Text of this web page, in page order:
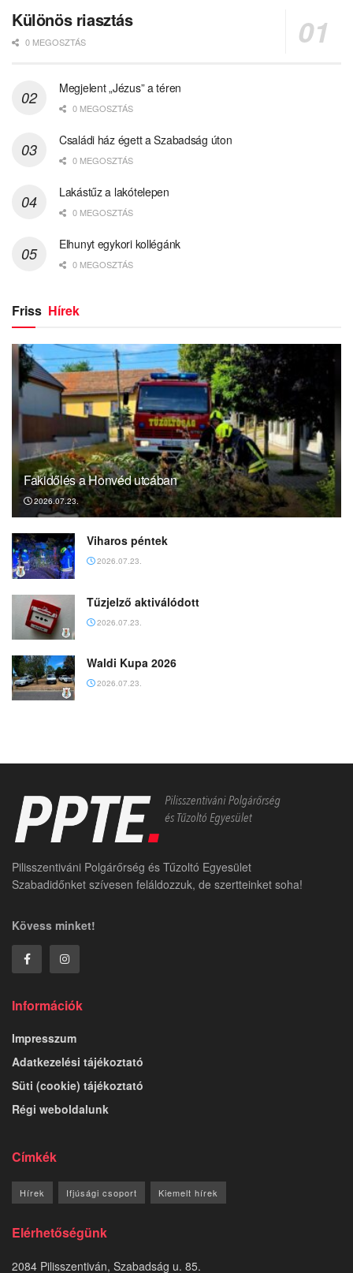
Különös riasztás
0 MEGOSZTÁS
Megjelent „Jézus” a téren
0 MEGOSZTÁS
Családi ház égett a Szabadság úton
0 MEGOSZTÁS
Lakástűz a lakótelepen
0 MEGOSZTÁS
Elhunyt egykori kollégánk
0 MEGOSZTÁS
Friss Hírek
Fakidőlés a Honvéd utcában
2026.07.23.
Viharos péntek
2026.07.23.
Tűzjelző aktiválódott
2026.07.23.
Waldi Kupa 2026
2026.07.23.
Pilisszentiváni Polgárőrség és Tűzoltó Egyesület
Szabadidőnket szívesen feláldozzuk, de szertteinket soha!
Kövess minket!
Információk
Impresszum
Adatkezelési tájékoztató
Süti (cookie) tájékoztató
Régi weboldalunk
Címkék
Hírek Ifjúsági csoport Kiemelt hírek
Elérhetőségünk
2084 Pilisszentiván, Szabadság u. 85.